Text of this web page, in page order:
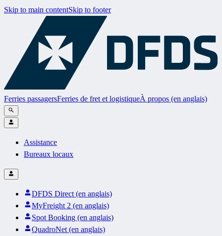
Skip to main contentSkip to footer
Ferries passagersFerries de fret et logistiqueÀ propos (en anglais)
Assistance
Bureaux locaux
DFDS Direct (en anglais)
MyFreight 2 (en anglais)
Spot Booking (en anglais)
QuadroNet (en anglais)